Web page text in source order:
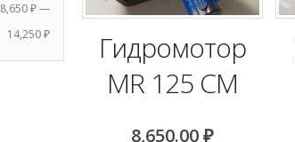
Гидромотор
MR 125 CM
8,650.00₽
Минимальная
цена
Максимальная
цена
8,650 ₽—
14,250 ₽